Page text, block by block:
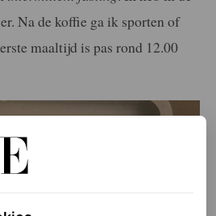
Na de koffie ga ik sporten of
maaltijd is pas rond 12.00